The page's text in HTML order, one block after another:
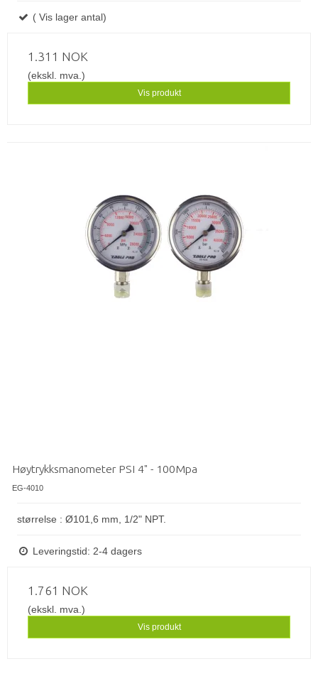
( Vis lager antal)
1.311 NOK
(ekskl. mva.)
Vis produkt
Høytrykksmanometer PSI 4" - 100Mpa
EG-4010
størrelse : Ø101,6 mm, 1/2" NPT.
Leveringstid: 2-4 dagers
1.761 NOK
(ekskl. mva.)
Vis produkt